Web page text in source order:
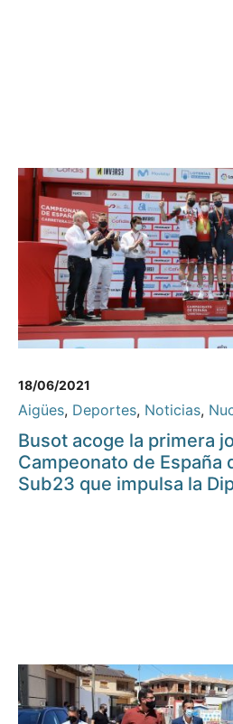
18/06/2021
Aigües, Deportes, Noticias,
Busot acoge la primera
Campeonato de España
Sub23 que impulsa la